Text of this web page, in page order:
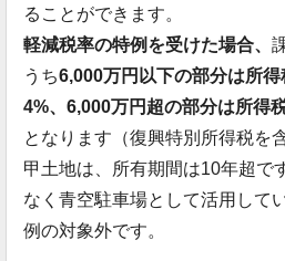
ることができます。
軽減税率の特例を受けた場合、
うち6,000万円以下の部分は所
4%、6,000万円超の部分は所得
となります（復興特別所得税を
甲土地は、所有期間は10年超で
なく青空駐車場として活用して
例の対象外です。